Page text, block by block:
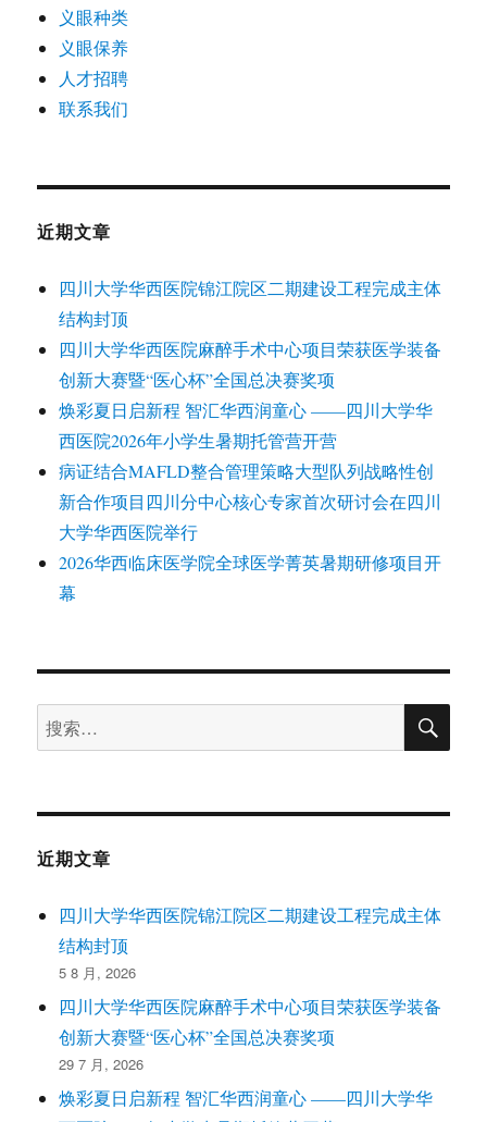
义眼种类
义眼保养
人才招聘
联系我们
近期文章
四川大学华西医院锦江院区二期建设工程完成主体
结构封顶
四川大学华西医院麻醉手术中心项目荣获医学装备
创新大赛暨“医心杯”全国总决赛奖项
焕彩夏日启新程 智汇华西润童心 ——四川大学华
西医院2026年小学生暑期托管营开营
病证结合MAFLD整合管理策略大型队列战略性创
新合作项目四川分中心核心专家首次研讨会在四川
大学华西医院举行
2026华西临床医学院全球医学菁英暑期研修项目开
幕
搜
索：
搜
近期文章
四川大学华西医院锦江院区二期建设工程完成主体
结构封顶
5 8 月, 2026
四川大学华西医院麻醉手术中心项目荣获医学装备
创新大赛暨“医心杯”全国总决赛奖项
29 7 月, 2026
焕彩夏日启新程 智汇华西润童心 ——四川大学华